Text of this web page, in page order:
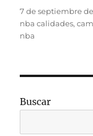
Publicado
el
7 de septiembre
nba calidades,
nba
Buscar